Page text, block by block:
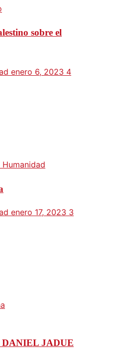
sobre el
enero 6, 2023 4
Humanidad
enero 17, 2023 3
DANIEL JADUE